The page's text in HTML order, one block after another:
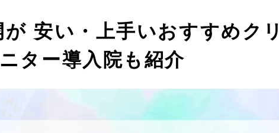
安い・上手いおすすめクリ
ター導入院も紹介